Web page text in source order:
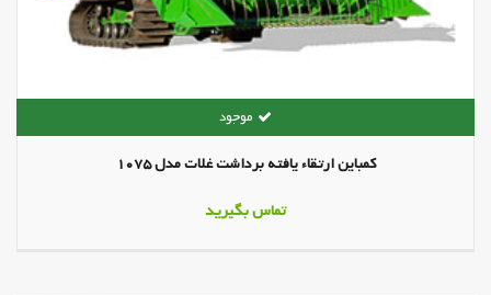
کمباین ارتقاء یافته برداشت غلات مدل 1075
تماس بگیرید